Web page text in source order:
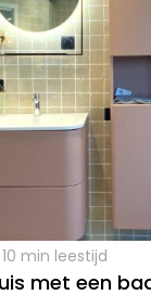
10 min leestijd
met een
met karakter
een badkamer in